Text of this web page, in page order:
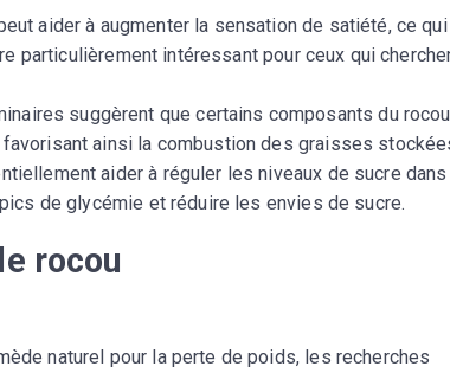
aider à augmenter la sensation de satiété, ce qui
particulièrement intéressant pour ceux qui
suggèrent que certains composants du rocou
ainsi la combustion des graisses
aider à réguler les niveaux de sucre
de glycémie et réduire les envies de sucre.
rocou
naturel pour la perte de poids, les recherches